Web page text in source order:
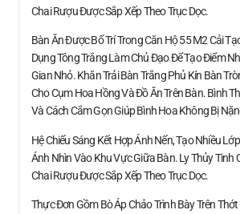
Chai Rượu Được Sắp Xếp Theo Trục Dọc.
Bàn Ăn Được Bố Trí Trong Căn Hộ 55 M2 Cải
Dụng Tông Trắng Làm Chủ Đạo Để Tạo Điểm
Gian Nhỏ. Khăn Trải Bàn Trắng Phủ Kín Bàn
Cho Cụm Hoa Hồng Và Đồ Ăn Trên Bàn. Bình
Và Cách Cắm Gọn Giúp Bình Hoa Không Bị
Hệ Chiếu Sáng Kết Hợp Ánh Nến, Tạo Nhiều
Ánh Nhìn Vào Khu Vực Giữa Bàn. Ly Thủy Tinh
Chai Rượu Được Sắp Xếp Theo Trục Dọc.
Thực Đơn Gồm Bò Áp Chảo Trình Bày Trên Thớt